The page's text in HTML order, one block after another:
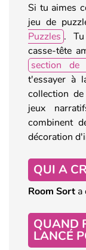
Si tu aimes
jeu de
Puzzles . Tu
casse-tête
section de
t'essayer à
collection
jeux
combinent
décoration
QUI A
Room Sort a
QUAND
LANCÉ